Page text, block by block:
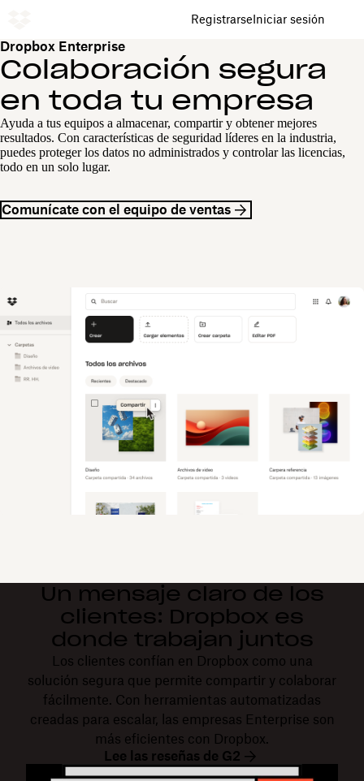
RegistrarseIniciar sesión
Dropbox Enterprise
Colaboración segura
en toda tu empresa
Ayuda a tus equipos a almacenar, compartir y obtener mejores
resultados. Con características de seguridad líderes en la industria,
puedes proteger los datos no administrados y controlar las licencias,
todo en un solo lugar.
Comunícate con el equipo de ventas
Un mensaje claro de los
clientes: Dropbox es
donde trabajan juntos
Los clientes confían en Dropbox como una
solución segura que permite compartir y colaborar
fácilmente. Con herramientas automatizadas
creadas para escalar, las empresas Enterprise son
más eficientes con Dropbox.
Lee las reseñas de G2